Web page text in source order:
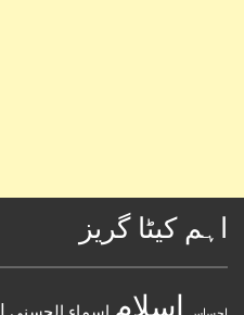
اہم کیٹا گریز
اسلام